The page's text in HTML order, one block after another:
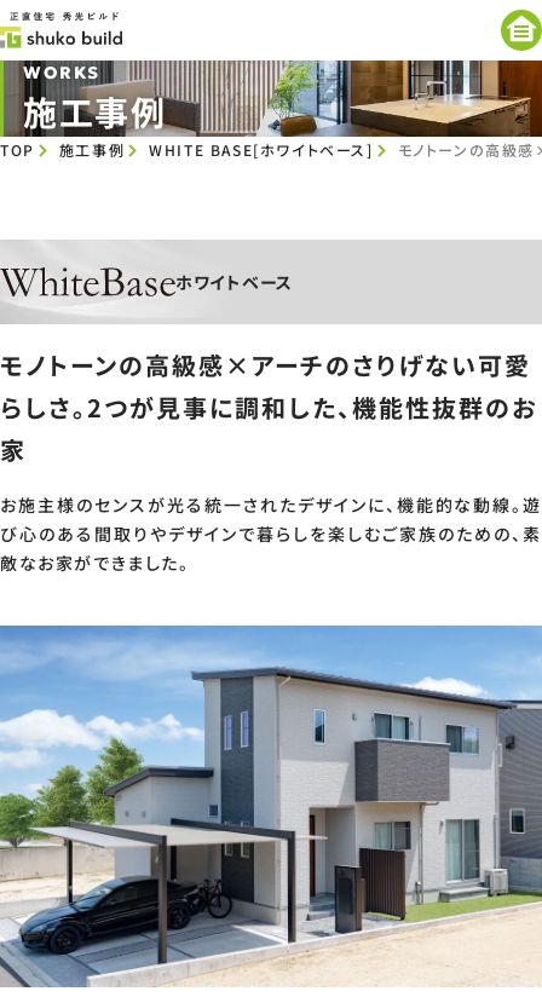
WORKS
施工事例
TOP 施工事例 WHITE BASE[ホワイトベース] モノトーンの高級
ホワイトベース
モノトーンの高級感×アーチのさりげない可愛
らしさ。2つが見事に調和した、機能性抜群のお
家
お施主様のセンスが光る統一されたデザインに、機能的な動線。遊
び心のある間取りやデザインで暮らしを楽しむご家族のための、素
敵なお家ができました。